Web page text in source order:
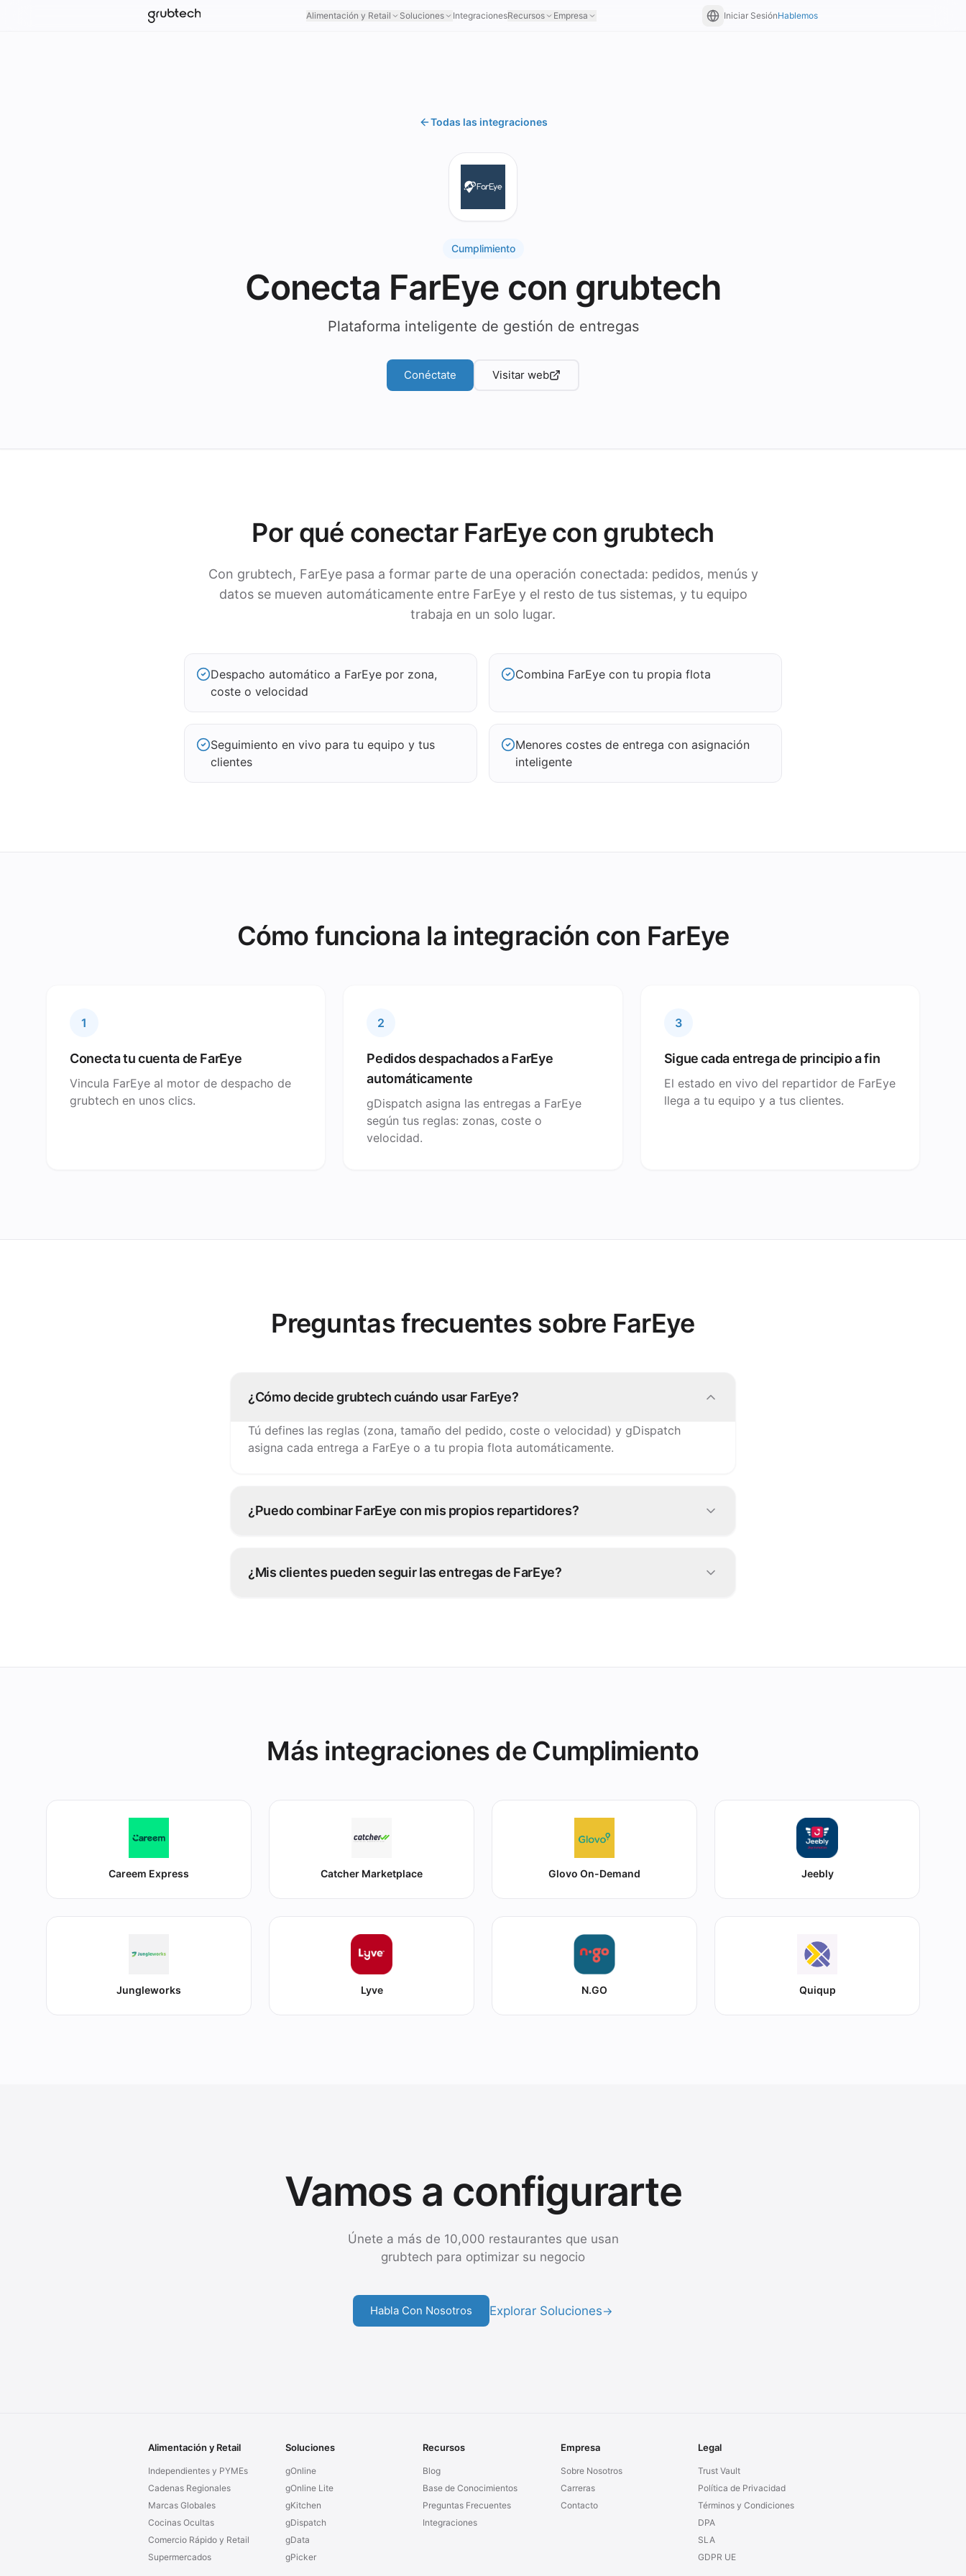
Alimentación y Retail Soluciones IntegracionesRecursos Empresa Iniciar SesiónHablemos
Todas las integraciones
Cumplimiento
Conecta FarEye con grubtech
Plataforma inteligente de gestión de entregas
Conéctate Visitar web
Por qué conectar FarEye con grubtech
Con grubtech, FarEye pasa a formar parte de una operación conectada: pedidos, menús y
datos se mueven automáticamente entre FarEye y el resto de tus sistemas, y tu equipo
trabaja en un solo lugar.
Despacho automático a FarEye por zona,
coste o velocidad
Combina FarEye con tu propia flota
Seguimiento en vivo para tu equipo y tus
clientes
Menores costes de entrega con asignación
inteligente
Cómo funciona la integración con FarEye
1
Conecta tu cuenta de FarEye
Vincula FarEye al motor de despacho de
grubtech en unos clics.
2
Pedidos despachados a FarEye
automáticamente
gDispatch asigna las entregas a FarEye
según tus reglas: zonas, coste o
velocidad.
3
Sigue cada entrega de principio a fin
El estado en vivo del repartidor de FarEye
llega a tu equipo y a tus clientes.
Preguntas frecuentes sobre FarEye
¿Cómo decide grubtech cuándo usar FarEye?
Tú defines las reglas (zona, tamaño del pedido, coste o velocidad) y gDispatch
asigna cada entrega a FarEye o a tu propia flota automáticamente.
¿Puedo combinar FarEye con mis propios repartidores?
¿Mis clientes pueden seguir las entregas de FarEye?
Más integraciones de Cumplimiento
Careem Express Catcher Marketplace Glovo On-Demand Jeebly
Jungleworks Lyve N.GO Quiqup
Vamos a configurarte
Únete a más de 10,000 restaurantes que usan
grubtech para optimizar su negocio
Habla Con Nosotros Explorar Soluciones→
Alimentación y Retail
Independientes y PYMEs
Cadenas Regionales
Marcas Globales
Cocinas Ocultas
Comercio Rápido y Retail
Supermercados
Soluciones
gOnline
gOnline Lite
gKitchen
gDispatch
gData
gPicker
Recursos
Blog
Base de Conocimientos
Preguntas Frecuentes
Integraciones
Empresa
Sobre Nosotros
Carreras
Contacto
Legal
Trust Vault
Política de Privacidad
Términos y Condiciones
DPA
SLA
GDPR UE